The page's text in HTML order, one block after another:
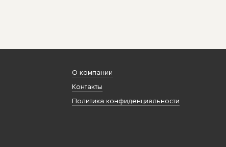
О компании
Контакты
Политика конфиденциальности